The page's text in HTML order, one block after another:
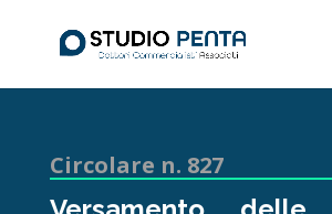
Circolare n. 827